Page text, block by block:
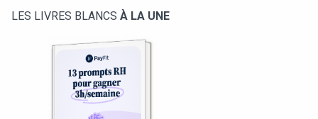
LES LIVRES BLANCS À LA UNE